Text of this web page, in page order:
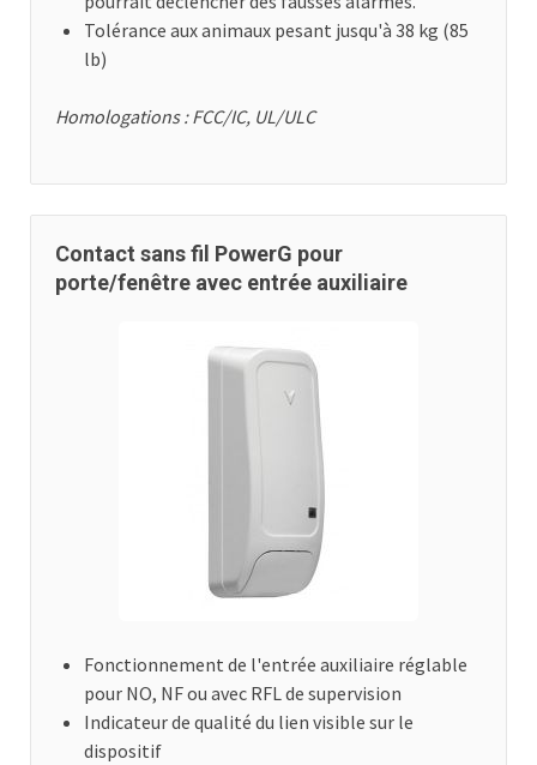
Tolérance aux animaux pesant jusqu'à 38 kg (85
lb)
Homologations : FCC/IC, UL/ULC
Contact sans fil PowerG pour
porte/fenêtre avec entrée auxiliaire
Fonctionnement de l'entrée auxiliaire réglable
pour NO, NF ou avec RFL de supervision
Indicateur de qualité du lien visible sur le
dispositif